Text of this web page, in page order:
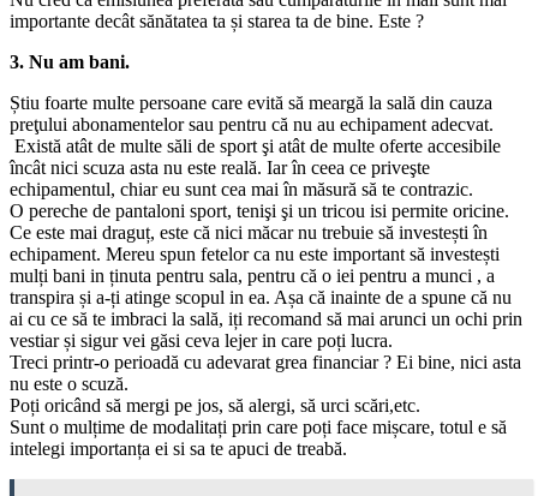
importante decât sănătatea ta și starea ta de bine. Este ?
3. Nu am bani.
Știu foarte multe persoane care evită să meargă la sală din cauza
preţului abonamentelor sau pentru că nu au echipament adecvat.
Există atât de multe săli de sport şi atât de multe oferte accesibile
încât nici scuza asta nu este reală. Iar în ceea ce priveşte
echipamentul, chiar eu sunt cea mai în măsură să te contrazic.
O pereche de pantaloni sport, tenişi şi un tricou isi permite oricine.
Ce este mai draguț, este că nici măcar nu trebuie să investești în
echipament. Mereu spun fetelor ca nu este important să investești
mulți bani in ținuta pentru sala, pentru că o iei pentru a munci , a
transpira și a-ți atinge scopul in ea. Așa că inainte de a spune că nu
ai cu ce să te imbraci la sală, iți recomand să mai arunci un ochi prin
vestiar și sigur vei găsi ceva lejer in care poți lucra.
Treci printr-o perioadă cu adevarat grea financiar ? Ei bine, nici asta
nu este o scuză.
Poți oricând să mergi pe jos, să alergi, să urci scări,etc.
Sunt o mulțime de modalitați prin care poți face mișcare, totul e să
intelegi importanța ei si sa te apuci de treabă.